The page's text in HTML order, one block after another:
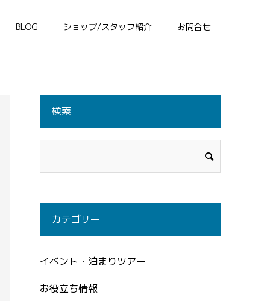
BLOG ショップ/スタッフ紹介 お問合せ
検索
カテゴリー
イベント・泊まりツアー
お役立ち情報